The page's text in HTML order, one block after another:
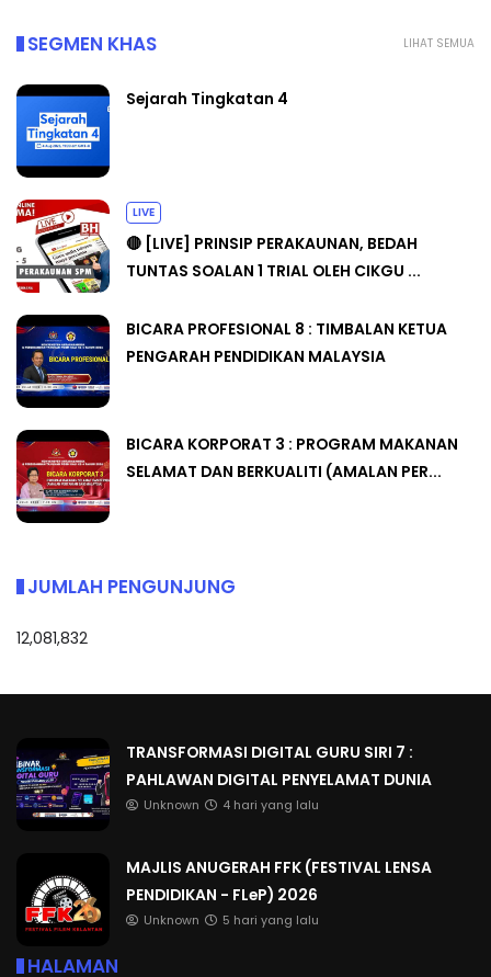
LIHAT SEMUA
SEGMEN KHAS
Sejarah Tingkatan 4
LIVE
🔴 [LIVE] PRINSIP PERAKAUNAN, BEDAH
TUNTAS SOALAN 1 TRIAL OLEH CIKGU ...
BICARA PROFESIONAL 8 : TIMBALAN KETUA
PENGARAH PENDIDIKAN MALAYSIA
BICARA KORPORAT 3 : PROGRAM MAKANAN
SELAMAT DAN BERKUALITI (AMALAN PER...
JUMLAH PENGUNJUNG
12,081,832
TRANSFORMASI DIGITAL GURU SIRI 7 :
PAHLAWAN DIGITAL PENYELAMAT DUNIA
Unknown 4 hari yang lalu
MAJLIS ANUGERAH FFK (FESTIVAL LENSA
PENDIDIKAN - FLeP) 2026
Unknown 5 hari yang lalu
HALAMAN